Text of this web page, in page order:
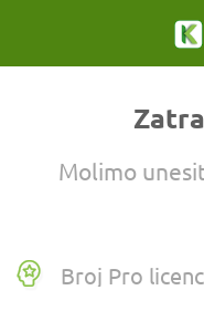
Registar
Molimo
Broj Pro